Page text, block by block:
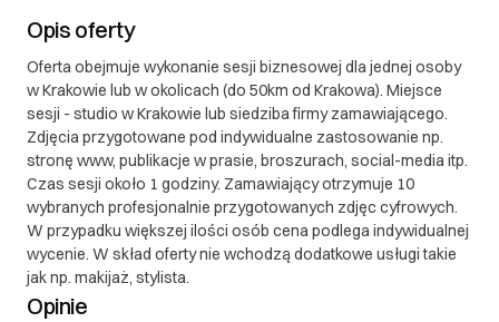
Opis oferty
Oferta obejmuje wykonanie sesji biznesowej dla jednej osoby
w Krakowie lub w okolicach (do 50km od Krakowa). Miejsce
sesji - studio w Krakowie lub siedziba firmy zamawiającego.
Zdjęcia przygotowane pod indywidualne zastosowanie np.
stronę www, publikacje w prasie, broszurach, social-media itp.
Czas sesji około 1 godziny. Zamawiający otrzymuje 10
wybranych profesjonalnie przygotowanych zdjęc cyfrowych.
W przypadku większej ilości osób cena podlega indywidualnej
wycenie. W skład oferty nie wchodzą dodatkowe usługi takie
jak np. makijaż, stylista.
Opinie